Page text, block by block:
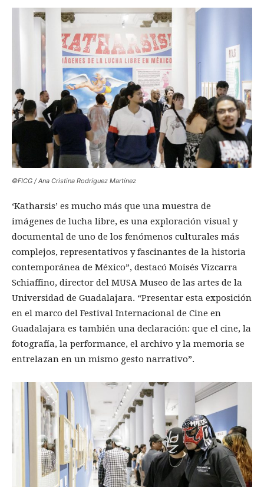
©FICG / Ana Cristina Rodríguez Martínez
‘Katharsis’ es mucho más que una muestra de
imágenes de lucha libre, es una exploración visual y
documental de uno de los fenómenos culturales más
complejos, representativos y fascinantes de la historia
contemporánea de México”, destacó Moisés Vizcarra
Schiaffino, director del MUSA Museo de las artes de la
Universidad de Guadalajara. “Presentar esta exposición
en el marco del Festival Internacional de Cine en
Guadalajara es también una declaración: que el cine, la
fotografía, la performance, el archivo y la memoria se
entrelazan en un mismo gesto narrativo”.